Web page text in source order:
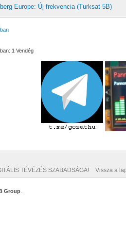
Europe: Új frekvencia (Turksat 5B)
1 Vendég
TÉVÉZÉS SZABADSÁGA! Vissza a
Group